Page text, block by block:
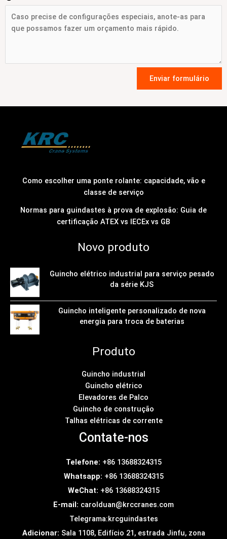
Enviar formulário
Como escolher uma ponte rolante: capacidade, vão e
classe de serviço
Normas para guindastes à prova de explosão: Guia de
certificação ATEX vs IECEx vs GB
Novo produto
Guincho elétrico industrial para serviço pesado
da série KJS
Guincho inteligente personalizado de nova
energia para troca de baterias
Produto
Guincho industrial
Guincho elétrico
Elevadores de Palco
Guincho de construção
Talhas elétricas de corrente
Contate-nos
Telefone: +86 13688324315
Whatsapp: +86 13688324315
WeChat: +86 13688324315
E-mail: carolduan@krccranes.com
Telegrama:krcguindastes
Adicionar: Sala 1108, Edifício 21, estrada Jinfu, zona